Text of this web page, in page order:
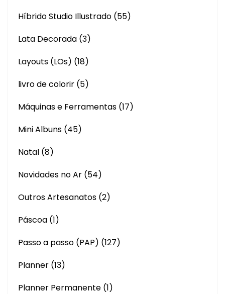
Híbrido Studio Illustrado (55)
Lata Decorada (3)
Layouts (LOs) (18)
livro de colorir (5)
Máquinas e Ferramentas (17)
Mini Albuns (45)
Natal (8)
Novidades no Ar (54)
Outros Artesanatos (2)
Páscoa (1)
Passo a passo (PAP) (127)
Planner (13)
Planner Permanente (1)